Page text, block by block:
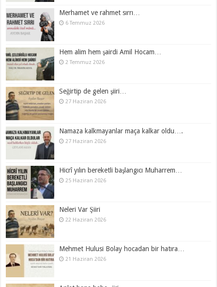
Merhamet ve rahmet sırrı…
6 Temmuz 2026
Hem alim hem şairdi Amil Hocam…
2 Temmuz 2026
Seğirtip de gelen şiiri…
27 Haziran 2026
Namaza kalkmayanlar maça kalkar oldu….
27 Haziran 2026
Hicrî yılın bereketli başlangıcı Muharrem…
25 Haziran 2026
Neleri Var Şiiri
22 Haziran 2026
Mehmet Hulusi Bolay hocadan bir hatıra…
21 Haziran 2026